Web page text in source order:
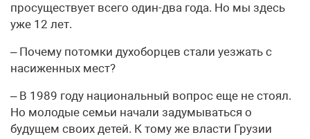
просуществует всего один-два года. Но мы здесь
уже 12 лет.
– Почему потомки духоборцев стали уезжать с
насиженных мест?
– В 1989 году национальный вопрос еще не стоял.
Но молодые семьи начали задумываться о
будущем своих детей. К тому же власти Грузии